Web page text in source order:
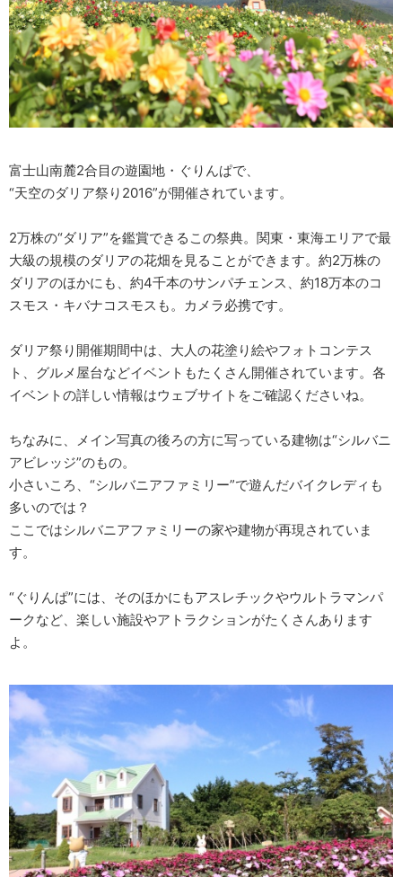
富士山南麓2合目の遊園地・ぐりんぱで、
“天空のダリア祭り2016”が開催されています。
2万株の“ダリア”を鑑賞できるこの祭典。関東・東海エリアで最
大級の規模のダリアの花畑を見ることができます。約2万株の
ダリアのほかにも、約4千本のサンパチェンス、約18万本のコ
スモス・キバナコスモスも。カメラ必携です。
ダリア祭り開催期間中は、大人の花塗り絵やフォトコンテス
ト、グルメ屋台などイベントもたくさん開催されています。各
イベントの詳しい情報はウェブサイトをご確認くださいね。
ちなみに、メイン写真の後ろの方に写っている建物は“シルバニ
アビレッジ”のもの。
小さいころ、“シルバニアファミリー”で遊んだバイクレディも
多いのでは？
ここではシルバニアファミリーの家や建物が再現されていま
す。
“ぐりんぱ”には、そのほかにもアスレチックやウルトラマンパ
ークなど、楽しい施設やアトラクションがたくさんあります
よ。